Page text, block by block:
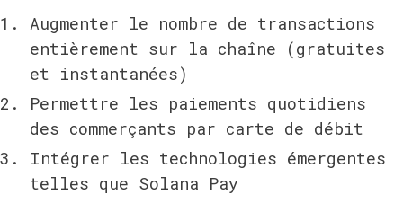
Augmenter le nombre de transactions
entièrement sur la chaîne (gratuites
et instantanées)
Permettre les paiements quotidiens
des commerçants par carte de débit
Intégrer les technologies émergentes
telles que Solana Pay